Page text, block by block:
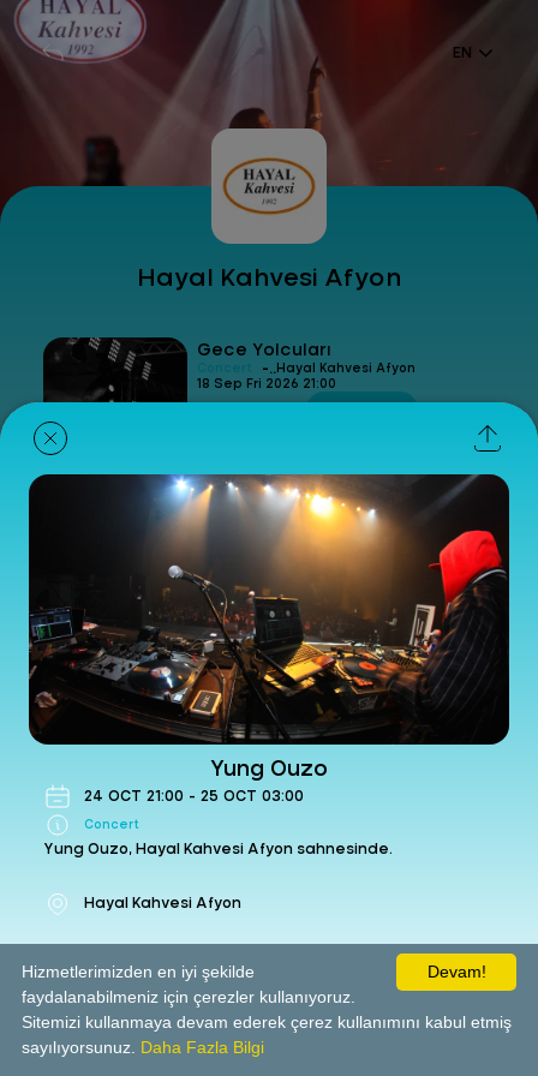
EN
Hayal Kahvesi Afyon
Gece Yolcuları
Concert -Hayal Kahvesi Afyon
18 Sep Fri 2026 21:00
Hayal Kahvesi Afyon
24 Oct Sat 2026 21:00
Yung Ouzo
24 OCT 21:00 - 25 OCT 03:00
Concert
Yung Ouzo, Hayal Kahvesi Afyon sahnesinde.
Hayal Kahvesi Afyon
Get Ticket
Devam!
Hizmetlerimizden en iyi şekilde
faydalanabilmeniz için çerezler kullanıyoruz.
Sitemizi kullanmaya devam ederek çerez kullanımını kabul etmiş
sayılıyorsunuz. Daha Fazla Bilgi